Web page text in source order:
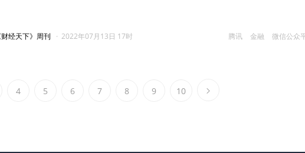
腾讯 金融 微信公众
财经天下》周刊 · 2022年07月13日 17时
4 5 6 7 8 9 10